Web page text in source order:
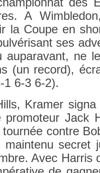
A
la Coupe en
ses
auparavant, ne
(un re­cord),
1 6-3 6-2).
Kram­er
Jack
con­tre
sec­ret
Avec Har­ris